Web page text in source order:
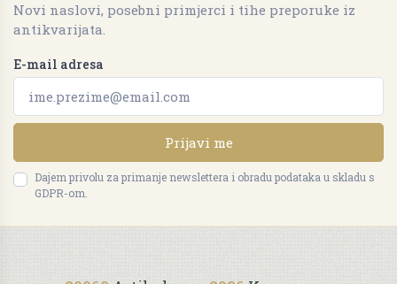
Novi naslovi, posebni primjerci i tihe preporuke iz
antikvarijata.
E-mail adresa
Prijavi me
Dajem privolu za primanje newslettera i obradu podataka u skladu s
GDPR-om.